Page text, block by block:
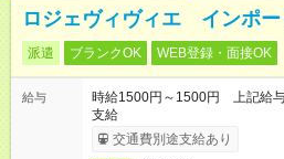
ロジェヴィヴィエ インポー
派遣 ブランクOK WEB登録・面接OK
給与
時給1500円～1500円 上記給
支給
交通費別途支給あり